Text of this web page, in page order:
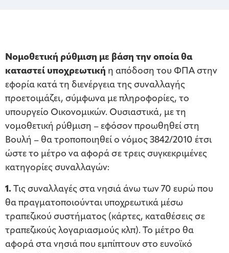
Νομοθετική ρύθμιση με βάση την οποία θα
καταστεί υποχρεωτική η απόδοση του ΦΠΑ στην
εφορία κατά τη διενέργεια της συναλλαγής
προετοιμάζει, σύμφωνα με πληροφορίες, το
υπουργείο Οικονομικών. Ουσιαστικά, με τη
νομοθετική ρύθμιση – εφόσον προωθηθεί στη
Βουλή – θα τροποποιηθεί ο νόμος 3842/2010 έτσι
ώστε το μέτρο να αφορά σε τρεις συγκεκριμένες
κατηγορίες συναλλαγών:
1. Τις συναλλαγές στα νησιά άνω των 70 ευρώ που
θα πραγματοποιούνται υποχρεωτικά μέσω
τραπεζικού συστήματος (κάρτες, καταθέσεις σε
τραπεζικούς λογαριασμούς κλπ). Το μέτρο θα
αφορά στα νησιά που εμπίπτουν στο ευνοϊκό